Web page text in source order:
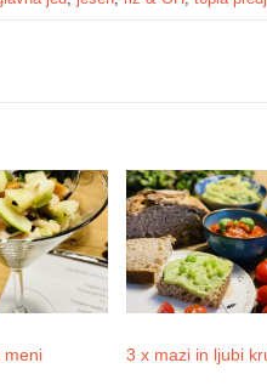
meni 3 x mazi in ljubi